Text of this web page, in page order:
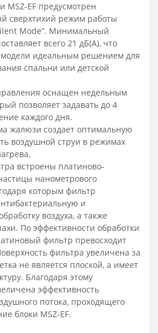
MSZ-EF предусмотрен
сверхтихий режим работы
Mode”. Минимальный
всего 21 дБ(А), что
идеальным решением для
спальни или детской
оснащен недельным
позволяет задавать до 4
каждого дня.
жалюзи создает оптимальную
воздушной струи в режимах
встроены платиново-
нанометрового
которым фильтр
и
воздуха, а также
По эффективности обработки
фильтр превосходит
фильтра увеличена за
не является плоской, а имеет
Благодаря этому
эффективность
потока, проходящего
блоки MSZ-EF.